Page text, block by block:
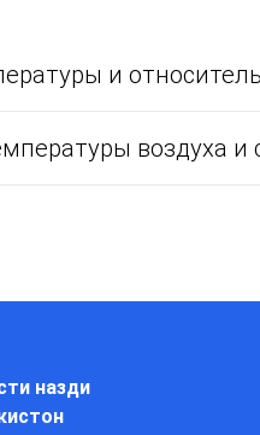
и
воздуха
назди